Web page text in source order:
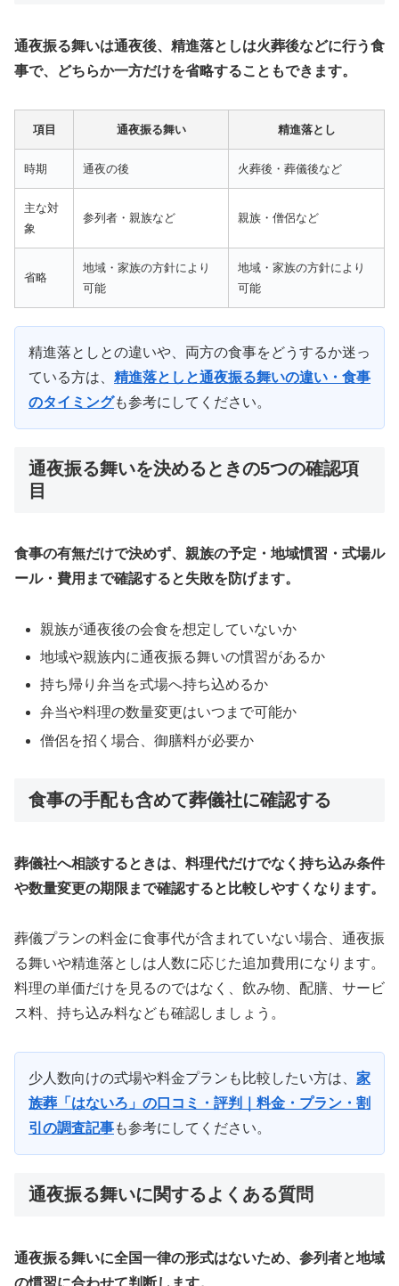
通夜振る舞いは通夜後、精進落としは火葬後などに行う食
事で、どちらか一方だけを省略することもできます。
項目 通夜振る舞い 精進落とし
時期 通夜の後 火葬後・葬儀後など
主な対
象
参列者・親族など 親族・僧侶など
省略
地域・家族の方針により
可能
地域・家族の方針により
可能
精進落としとの違いや、両方の食事をどうするか迷っ
ている方は、 精進落としと通夜振る舞いの違い・食事
のタイミングも参考にしてください。
通夜振る舞いを決めるときの5つの確認項
目
食事の有無だけで決めず、親族の予定・地域慣習・式場ル
ール・費用まで確認すると失敗を防げます。
親族が通夜後の会食を想定していないか
地域や親族内に通夜振る舞いの慣習があるか
持ち帰り弁当を式場へ持ち込めるか
弁当や料理の数量変更はいつまで可能か
僧侶を招く場合、御膳料が必要か
食事の手配も含めて葬儀社に確認する
葬儀社へ相談するときは、料理代だけでなく持ち込み条件
や数量変更の期限まで確認すると比較しやすくなります。
葬儀プランの料金に食事代が含まれていない場合、通夜振
る舞いや精進落としは人数に応じた追加費用になります。
料理の単価だけを見るのではなく、飲み物、配膳、サービ
ス料、持ち込み料なども確認しましょう。
少人数向けの式場や料金プランも比較したい方は、 家
族葬「はないろ」の口コミ・評判｜料金・プラン・割
引の調査記事も参考にしてください。
通夜振る舞いに関するよくある質問
通夜振る舞いに全国一律の形式はないため、参列者と地域
の慣習に合わせて判断します。